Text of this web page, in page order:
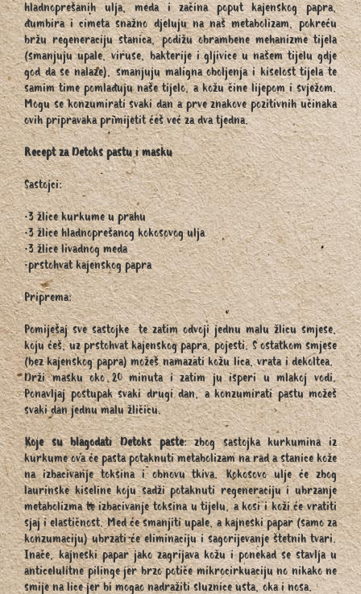
hladnoprešanih ulja, meda i začina poput kajenskog papra,
đumbira i cimeta snažno djeluju na naš metabolizam, pokreću
bržu regeneraciju stanica, podižu obrambene mehanizme tijela
(smanjuju upale, viruse, bakterije i gljivice u našem tijelu gdje
god da se nalaze), smanjuju maligna oboljenja i kiselost tijela te
samim time pomlađuju naše tijelo, a kožu čine lijepom i svježom.
Mogu se konzumirati svaki dan a prve znakove pozitivnih učinaka
ovih pripravaka primijetit ćeš već za dva tjedna.
Recept za Detoks pastu i masku
Sastojci:
•3 žlice kurkume u prahu
•3 žlice hladnoprešanog kokosovog ulja
•3 žlice livadnog meda
•prstohvat kajenskog papra
Priprema:
Pomiješaj sve sastojke te zatim odvoji jednu malu žlicu smjese,
koju ćeš, uz prstohvat kajenskog papra, pojesti. S ostatkom smjese
(bez kajenskog papra) možeš namazati kožu lica, vrata i dekoltea.
Drži masku oko 20 minuta i zatim ju isperi u mlakoj vodi.
Ponavljaj postupak svaki drugi dan, a konzumirati pastu možeš
svaki dan jednu malu žličicu.
Koje su blagodati Detoks paste: zbog sastojka kurkumina iz
kurkume ova će pasta potaknuti metabolizam na rad a stanice kože
na izbacivanje toksina i obnovu tkiva. Kokosovo ulje će zbog
laurinske kiseline koju sadži potaknuti regeneraciju i ubrzanje
metabolizma te izbacivanje toksina u tijelu, a kosi i koži će vratiti
sjaj i elastičnost. Med će smanjiti upale, a kajneski papar (samo za
konzumaciju) ubrzati će eliminaciju i sagorijevanje štetnih tvari.
Inače, kajneski papar jako zagrijava kožu i ponekad se stavlja u
anticelulitne pilinge jer brzo potiče mikrocirkuaciju no nikako ne
smije na lice jer bi mogao nadražiti sluznice usta, oka i nosa.